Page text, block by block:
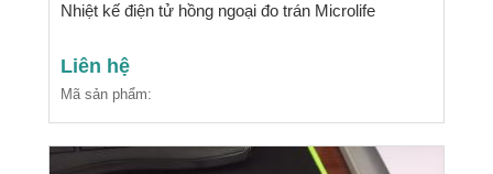
Nhiệt kế điện tử hồng ngoại đo trán Microlife
Liên hệ
Mã sản phẩm: